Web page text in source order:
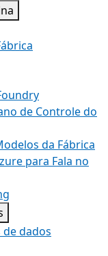
de Controle do
da Fábrica
para Fala no
dados